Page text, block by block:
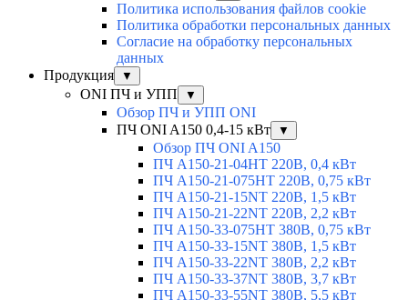
Политика использования файлов cookie
Политика обработки персональных данных
Согласие на обработку персональных
данных
Продукция
▼
ONI ПЧ и УПП ▼
Обзор ПЧ и УПП ONI
ПЧ ONI A150 0,4-15 кВт
▼
Обзор ПЧ ONI A150
ПЧ A150-21-04HT 220В, 0,4 кВт
ПЧ A150-21-075HT 220В, 0,75 кВт
ПЧ A150-21-15NT 220В, 1,5 кВт
ПЧ A150-21-22NT 220В, 2,2 кВт
ПЧ A150-33-075HT 380В, 0,75 кВт
ПЧ A150-33-15NT 380В, 1,5 кВт
ПЧ A150-33-22NT 380В, 2,2 кВт
ПЧ A150-33-37NT 380В, 3,7 кВт
ПЧ A150-33-55NT 380В, 5,5 кВт